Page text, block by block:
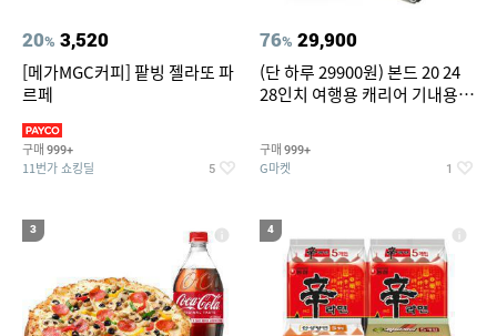
20% 3,520
[메가MGC커피] 팥빙 젤라또 파
르페
구매 999+
11번가 쇼킹딜 5
76% 29,900
(단 하루 29900원) 본드 20 24
28인치 여행용 캐리어 기내용
(20%쿠폰)
구매 999+
G마켓 1
3 4